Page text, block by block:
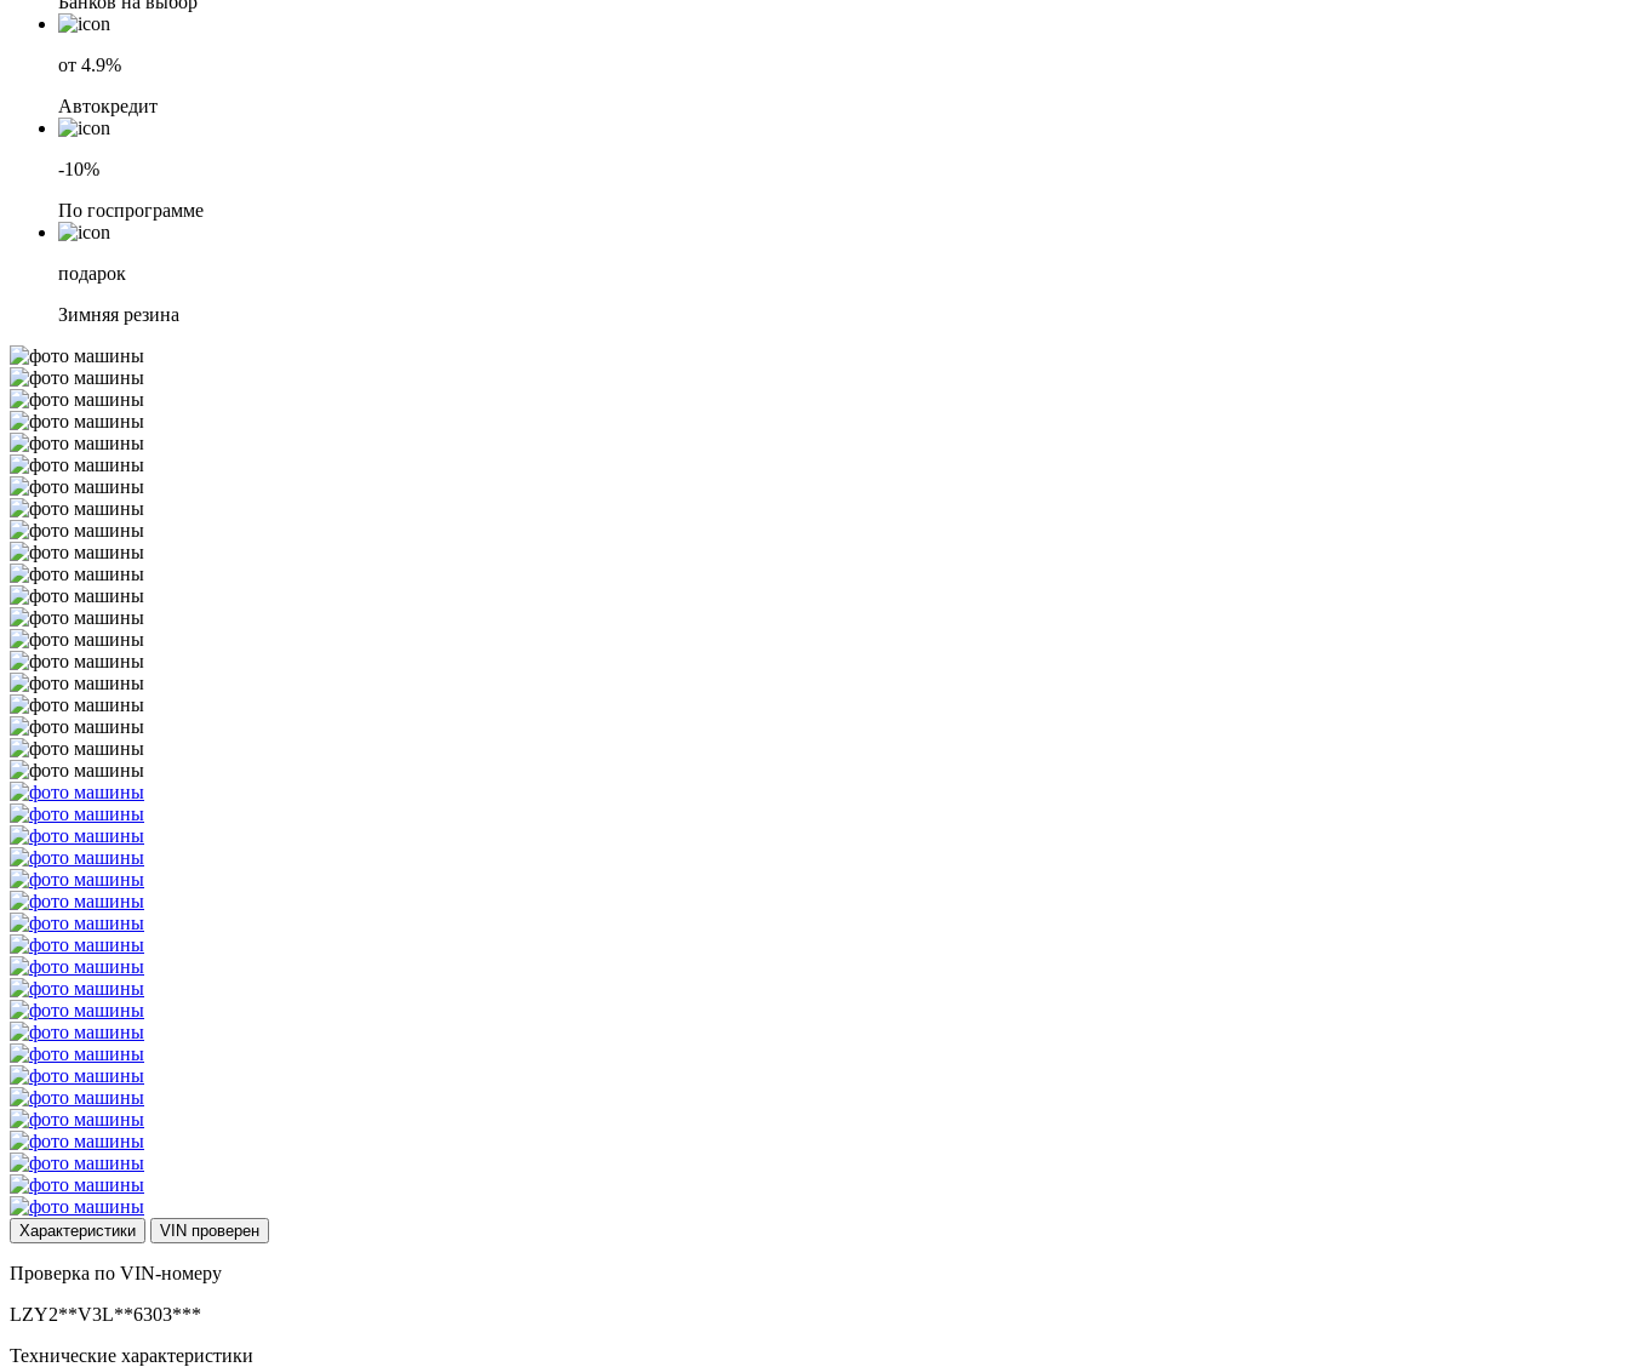
от 4.9%
Автокредит
-10%
По госпрограмме
подарок
Зимняя резина
Характеристики VIN проверен
Проверка по VIN-номеру
LZY2**V3L**6303***
Технические характеристики